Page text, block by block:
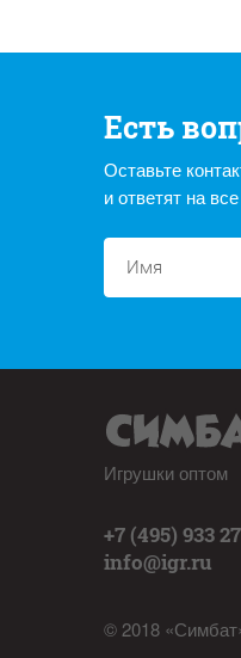
Есть
Оставьте
и ответят на
Игрушки оптом
+7 (495) 933
info@igr.ru
© 2018